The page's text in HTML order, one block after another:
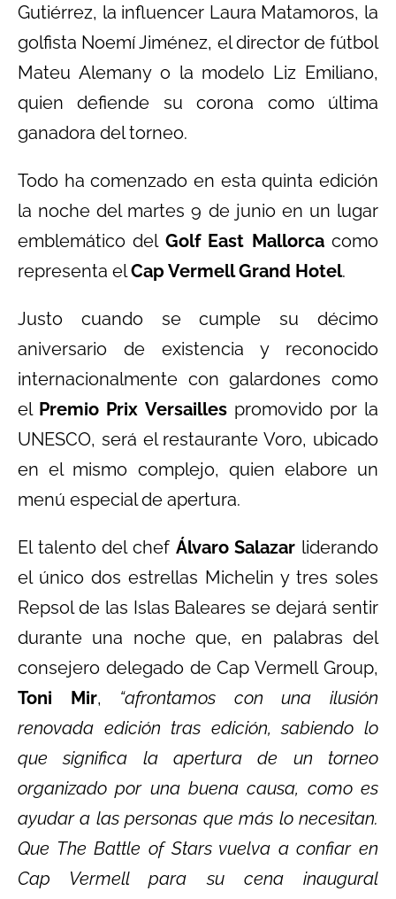
Gutiérrez, la influencer Laura Matamoros, la
golfista Noemí Jiménez, el director de fútbol
Mateu Alemany o la modelo Liz Emiliano,
quien defiende su corona como última
ganadora del torneo.
Todo ha comenzado en esta quinta edición
la noche del martes 9 de junio en un lugar
emblemático del Golf East Mallorcacomo
representa elCap Vermell Grand Hotel.
Justo cuando se cumple su décimo
aniversario de existencia y reconocido
internacionalmente con galardones como
el Premio Prix Versaillespromovido por la
UNESCO, será el restaurante Voro, ubicado
en el mismo complejo, quien elabore un
menú especial de apertura.
El talento del chef Álvaro Salazar liderando
el único dos estrellas Michelin y tres soles
Repsol de las Islas Baleares se dejará sentir
durante una noche que, en palabras del
consejero delegado de Cap Vermell Group,
Toni Mir, “afrontamos con una ilusión
renovada edición tras edición, sabiendo lo
que significa la apertura de un torneo
organizado por una buena causa, como es
ayudar a las personas que más lo necesitan.
Que The Battle of Stars vuelva a confiar en
Cap Vermell para su cena inaugural